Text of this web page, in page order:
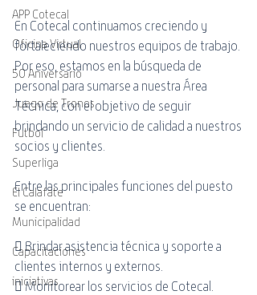
APP Cotecal
Oficina Virtual
50 Aniversario
Juego de Tronos
Futbol
Superliga
El Calafate
Municipalidad
Capacitaciones
iniciativas
En Cotecal continuamos creciendo y
fortaleciendo nuestros equipos de trabajo.
Por eso, estamos en la búsqueda de
personal para sumarse a nuestra Área
Técnica, con el objetivo de seguir
brindando un servicio de calidad a nuestros
socios y clientes.
Entre las principales funciones del puesto
se encuentran:
 Brindar asistencia técnica y soporte a
clientes internos y externos.
 Monitorear los servicios de Cotecal.